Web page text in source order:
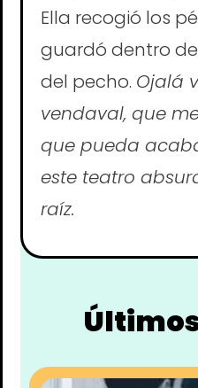
Ella recogió los
guardó dentro
del pecho. Ojalá
vendaval, que
que pueda
este teatro
raíz.